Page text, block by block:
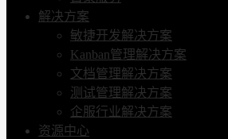
解决方案
敏捷开发解决方案
Kanban管理解决方案
文档管理解决方案
测试管理解决方案
企服行业解决方案
资源中心